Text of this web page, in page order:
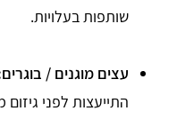
שותפות בעלויות.
עצים מוגנים /
התייעצות לפני